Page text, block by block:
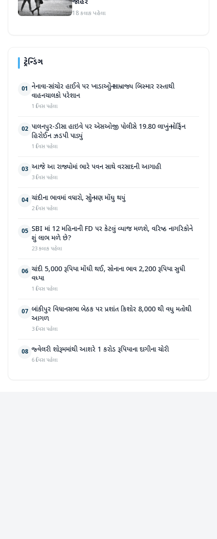
જાહેર
18 કલાક પહેલા
ટ્રેન્ડિંગ
01 નેનાવા-સાંચોર હાઈવે પર ખાડાઓનું સામ્રાજ્ય બિસ્માર રસ્તાથી
વાહનચાલકો પરેશાન
1 દિવસ પહેલા
02 પાલનપુર-ડીસા હાઇવે પર એસઓજી પોલીસે 19.80 લાખનું મોર્ફિન
હિરોઈન ઝડપી પાડ્યું
1 દિવસ પહેલા
03 આજે આ રાજ્યોમાં ભારે પવન સાથે વરસાદની આગાહી
3 દિવસ પહેલા
04 ચાંદીના ભાવમાં વધારો, સોનું પણ મોંઘુ થયું
2 દિવસ પહેલા
05 SBI માં 12 મહિનાની FD પર કેટલું વ્યાજ મળશે, વરિષ્ઠ નાગરિકોને
શું લાભ મળે છે?
23 કલાક પહેલા
06 ચાંદી 5,000 રૂપિયા મોંઘી થઈ, સોનાના ભાવ 2,200 રૂપિયા સુધી
વધ્યા
1 દિવસ પહેલા
07 બાંકીપુર વિધાનસભા બેઠક પર પ્રશાંત કિશોર 8,000 થી વધુ મતોથી
આગળ
3 દિવસ પહેલા
08 જ્વેલરી શોરૂમમાંથી આશરે 1 કરોડ રૂપિયાના દાગીના ચોરી
6 દિવસ પહેલા